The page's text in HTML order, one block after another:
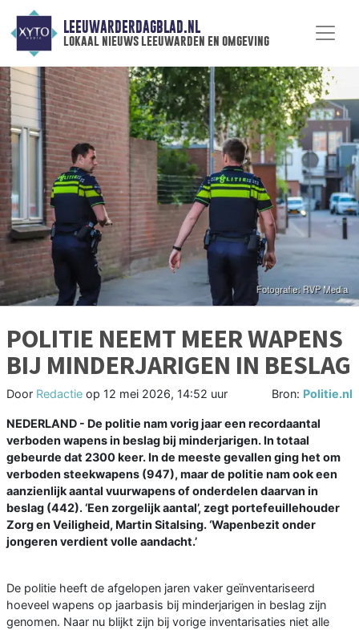
LEEUWARDERDAGBLAD.NL
lokaal nieuws leeuwarden en omgeving
POLITIE NEEMT MEER WAPENS
BIJ MINDERJARIGEN IN BESLAG
Door Redactie op 12 mei 2026, 14:52 uur Bron: Politie.nl
NEDERLAND - De politie nam vorig jaar een recordaantal
verboden wapens in beslag bij minderjarigen. In totaal
gebeurde dat 2300 keer. In de meeste gevallen ging het om
verboden steekwapens (947), maar de politie nam ook een
aanzienlijk aantal vuurwapens of onderdelen daarvan in
beslag (442). ‘Een zorgelijk aantal’, zegt portefeuillehouder
Zorg en Veiligheid, Martin Sitalsing. ‘Wapenbezit onder
jongeren verdient volle aandacht.’
De politie heeft de afgelopen jaren vaker geïnventariseerd
hoeveel wapens op jaarbasis bij minderjarigen in beslag zijn
genomen. Naar nu blijkt zijn bij vorige inventarisaties niet alle